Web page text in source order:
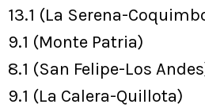
13.1 (La Serena-
9.1 (Monte Patria)
8.1 (San Felipe-Los
9.1 (La Calera-Quillota)